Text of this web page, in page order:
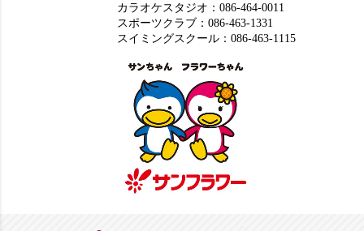
カラオケスタジオ：086-464-0011
スポーツクラブ：086-463-1331
スイミングスクール：086-463-1115